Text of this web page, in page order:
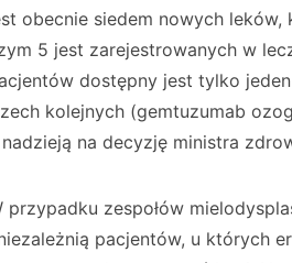
obec­nie siedem nowych
5 jest zarejestrowanych w
dostępny jest tylko
kolejnych (gem­tuzumab
na decyzję ministra
przypadku zespołów
pacjentów, u których